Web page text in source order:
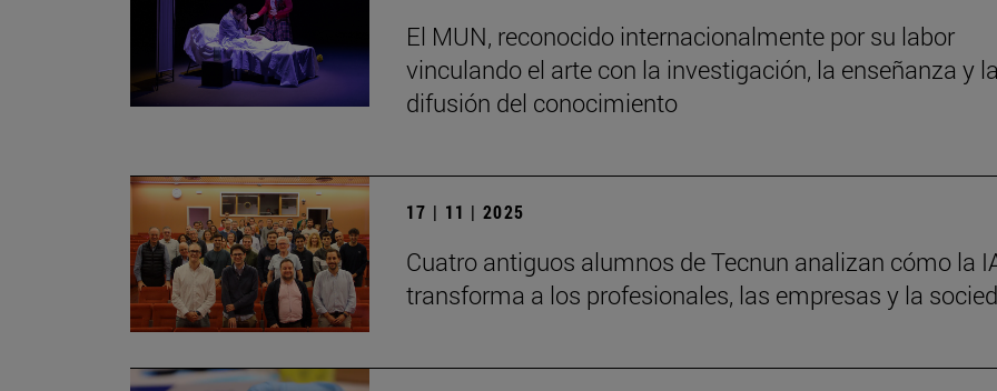
El MUN, reconocido internacionalmente por su labor
vinculando el arte con la investigación, la enseñanza y
difusión del conocimiento
17 | 11 | 2025
Cuatro antiguos alumnos de Tecnun analizan cómo la
transforma a los profesionales, las empresas y la